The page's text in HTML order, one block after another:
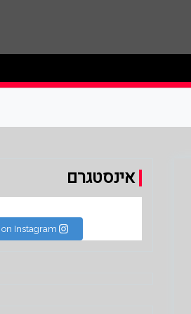
ליגת הנבא, ליגת העל
אינסטגרם
Instagram